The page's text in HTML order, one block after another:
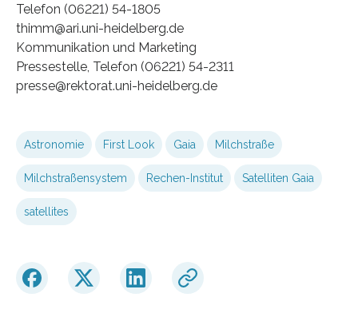
Telefon (06221) 54-1805
thimm@ari.uni-heidelberg.de
Kommunikation und Marketing
Pressestelle, Telefon (06221) 54-2311
presse@rektorat.uni-heidelberg.de
Astronomie First Look Gaia Milchstraße
Milchstraßensystem Rechen-Institut Satelliten Gaia
satellites